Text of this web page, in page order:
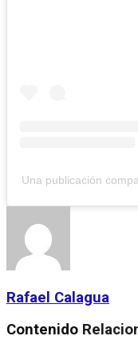
Una publicación
Rafael Calagua
Contenido